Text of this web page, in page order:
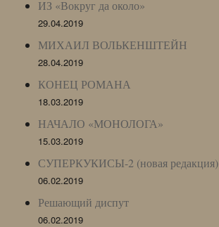
ИЗ «Вокруг да около»
29.04.2019
МИХАИЛ ВОЛЬКЕНШТЕЙН
28.04.2019
КОНЕЦ РОМАНА
18.03.2019
НАЧАЛО «МОНОЛОГА»
15.03.2019
СУПЕРКУКИСЫ-2 (новая редакция)
06.02.2019
Решающий диспут
06.02.2019